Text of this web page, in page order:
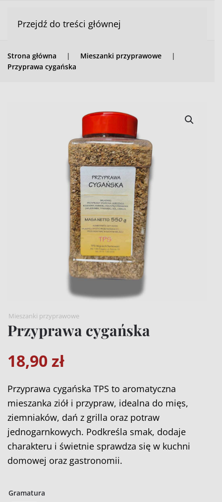
Przejdź do treści głównej
Strona główna
Mieszanki przyprawowe
Przyprawa cygańska
Mieszanki przyprawowe
Przyprawa cygańska
18,90 zł
Przyprawa cygańska TPS to aromatyczna
mieszanka ziół i przypraw, idealna do mięs,
ziemniaków, dań z grilla oraz potraw
jednogarnkowych. Podkreśla smak, dodaje
charakteru i świetnie sprawdza się w kuchni
domowej oraz gastronomii.
Gramatura